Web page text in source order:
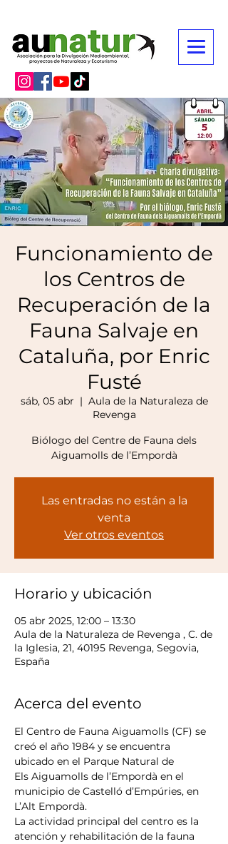
Funcionamiento de
los Centros de
Recuperación de la
Fauna Salvaje en
Cataluña, por Enric
Fusté
sáb, 05 abr
  |
Aula de la Naturaleza de
Revenga
Biólogo del Centre de Fauna dels
Aiguamolls de l’Empordà
Las entradas no están a la
venta
Ver otros eventos
Horario y ubicación
05 abr 2025, 12:00 – 13:30
Aula de la Naturaleza de Revenga , C. de
la Iglesia, 21, 40195 Revenga, Segovia,
España
Acerca del evento
El Centro de Fauna Aiguamolls (CF) se
creó el año 1984 y se encuentra
ubicado en el Parque Natural de
Els Aiguamolls de l’Empordà en el
municipio de Castelló d’Empúries, en
L’Alt Empordà.
La actividad principal del centro es la
atención y rehabilitación de la fauna